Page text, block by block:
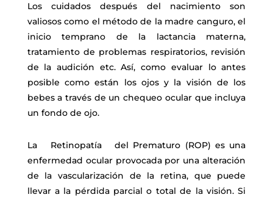
Los cuidados después del nacimiento son
valiosos como el método de la madre canguro, el
inicio temprano de la lactancia materna,
tratamiento de problemas respiratorios, revisión
de la audición etc. Así, como evaluar lo antes
posible como están los ojos y la visión de los
bebes a través de un chequeo ocular que incluya
un fondo de ojo.
La Retinopatía del Prematuro (ROP) es una
enfermedad ocular provocada por una alteración
de la vascularización de la retina, que puede
llevar a la pérdida parcial o total de la visión. Si